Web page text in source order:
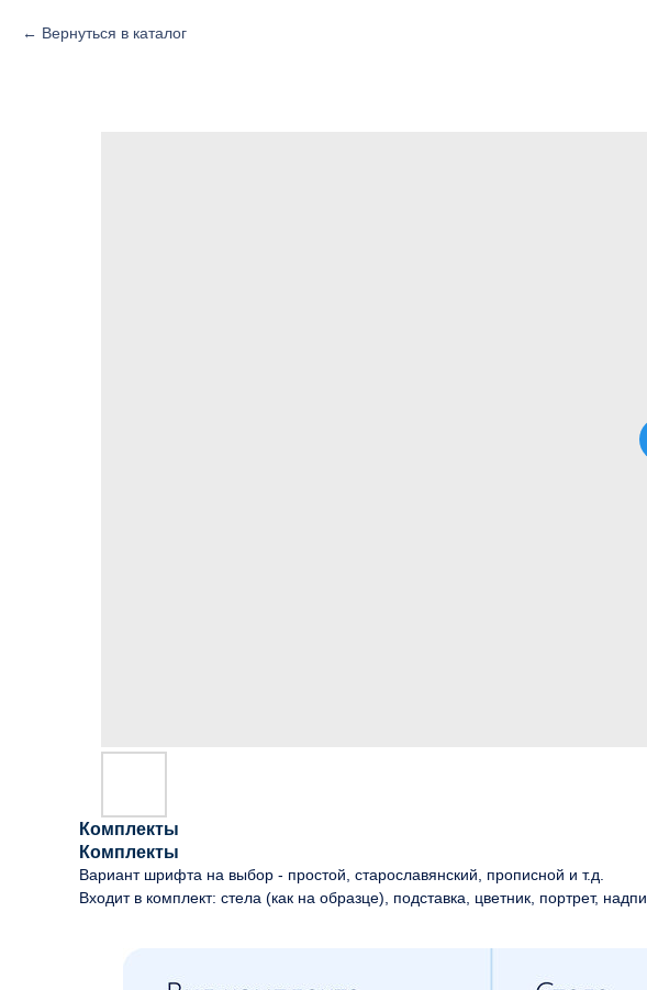
Вернуться в каталог
Комплекты
Комплекты
Вариант шрифта на выбор - простой, старославянский, прописной и т.д.
Входит в комплект: стела (как на образце), подставка, цветник, портрет,